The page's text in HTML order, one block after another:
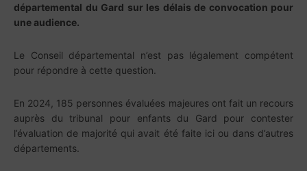
départemental du Gard sur les délais de convocation pour
une audience.
Le Conseil départemental n’est pas légalement compétent
pour répondre à cette question.
En 2024, 185 personnes évaluées majeures ont fait un recours
auprès du tribunal pour enfants du Gard pour contester
l’évaluation de majorité qui avait été faite ici ou dans d’autres
départements.